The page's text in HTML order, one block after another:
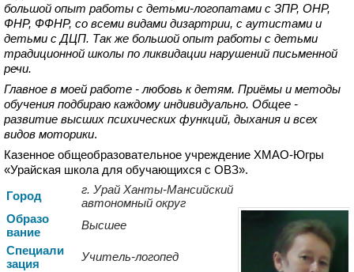
большой опыт работы с детьми-логопатами с ЗПР, ОНР,
ФНР, ФФНР, со всеми видами дизартрии, с аутистами и
детьми с ДЦП. Так же большой опыт работы с детьми
традиционной школы по ликвидации нарушений письменной
речи.
Главное в моей работе - любовь к детям. Приёмы и методы
обучения подбираю каждому индивидуально. Общее -
развитие высших психических функций, дыхания и всех
видов моторики.
Казенное общеобразовательное учреждение ХМАО-Югры
«Урайская школа для обучающихся с ОВЗ».
Город
г. Урай Ханты-Мансийский
автономный округ
Образо
вание
Высшее
Специали
зация
Учитель-логопед